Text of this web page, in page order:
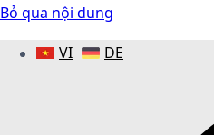
Bỏ qua nội dung
VI
DE